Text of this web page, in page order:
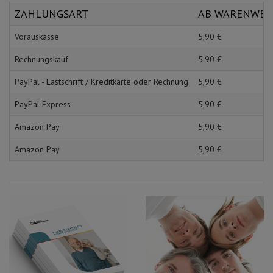
Ärmelschoner
Unterlagen und
ZAHLUNGSART AB
Vorauskasse 5,90 €
Rechnungskauf 5,90 €
PayPal - Lastschrift / Kreditkarte oder Rechnung 5,90 €
PayPal Express 5,90 €
Amazon Pay 5,90 €
Amazon Pay 5,90 €